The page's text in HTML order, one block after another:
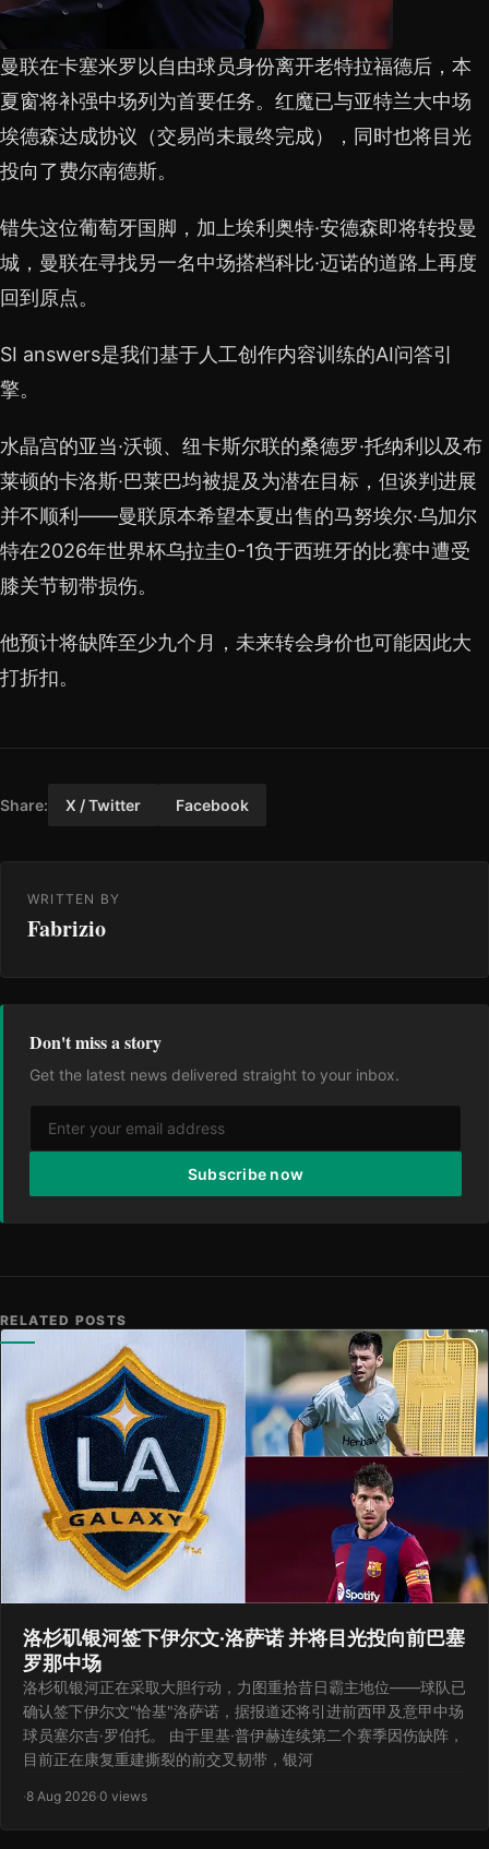
曼联在卡塞米罗以自由球员身份离开老特拉福德后，本
夏窗将补强中场列为首要任务。红魔已与亚特兰大中场
埃德森达成协议（交易尚未最终完成），同时也将目光
投向了费尔南德斯。
错失这位葡萄牙国脚，加上埃利奥特·安德森即将转投曼
城，曼联在寻找另一名中场搭档科比·迈诺的道路上再度
回到原点。
SI answers是我们基于人工创作内容训练的AI问答引
擎。
水晶宫的亚当·沃顿、纽卡斯尔联的桑德罗·托纳利以及布
莱顿的卡洛斯·巴莱巴均被提及为潜在目标，但谈判进展
并不顺利——曼联原本希望本夏出售的马努埃尔·乌加尔
特在2026年世界杯乌拉圭0-1负于西班牙的比赛中遭受
膝关节韧带损伤。
他预计将缺阵至少九个月，未来转会身价也可能因此大
打折扣。
Share: X / Twitter Facebook
WRITTEN BY
Fabrizio
Don't miss a story
Get the latest news delivered straight to your inbox.
Subscribe now
RELATED POSTS
洛杉矶银河签下伊尔文·洛萨诺 并将目光投向前巴塞
罗那中场
洛杉矶银河正在采取大胆行动，力图重拾昔日霸主地位——球队已
确认签下伊尔文"恰基"洛萨诺，据报道还将引进前西甲及意甲中场
球员塞尔吉·罗伯托。 由于里基·普伊赫连续第二个赛季因伤缺阵，
目前正在康复重建撕裂的前交叉韧带，银河
·8 Aug 2026·0 views